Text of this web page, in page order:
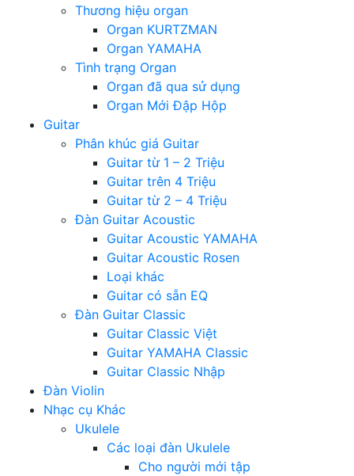
Thương hiệu organ
Organ KURTZMAN
Organ YAMAHA
Tình trạng Organ
Organ đã qua sử dụng
Organ Mới Đập Hộp
Guitar
Phân khúc giá Guitar
Guitar từ 1 – 2 Triệu
Guitar trên 4 Triệu
Guitar từ 2 – 4 Triệu
Đàn Guitar Acoustic
Guitar Acoustic YAMAHA
Guitar Acoustic Rosen
Loại khác
Guitar có sẵn EQ
Đàn Guitar Classic
Guitar Classic Việt
Guitar YAMAHA Classic
Guitar Classic Nhập
Đàn Violin
Nhạc cụ Khác
Ukulele
Các loại đàn Ukulele
Cho người mới tập